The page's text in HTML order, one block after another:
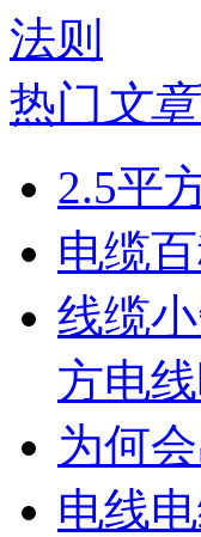
法则
热门 文章
2.5平
电缆
线缆
方电
为何
电线